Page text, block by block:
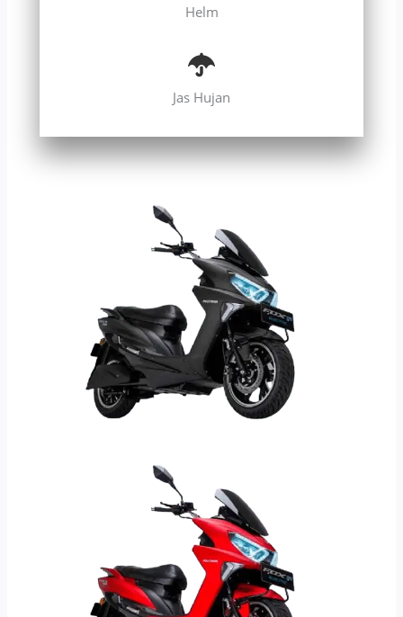
Helm
Jas Hujan